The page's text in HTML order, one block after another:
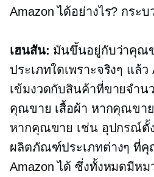
Amazon ได้อย่างไร? กระ
เฮนสัน: มันขึ้นอยู่กับว่าคุณ
ประเภทใดเพราะจริงๆ แล้
เข้มงวดกับสินค้าที่ขายจำ
คุณขาย เสื้อผ้า หากคุณขา
หากคุณขาย เช่น อุปกรณ์ตั้
ผลิตภัณฑ์ประเภทต่างๆ ที่คุ
Amazon ได้ ซึ่งทั้งหมดมีห